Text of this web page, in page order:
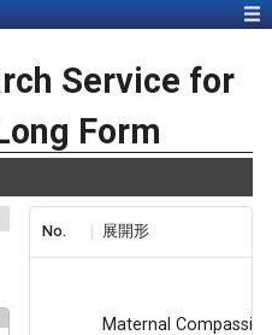
Service for
Form
No. 展開形
Maternal